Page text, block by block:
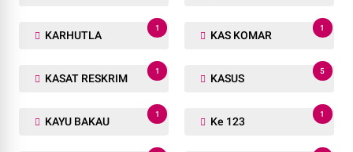
KARHUTLA
1
KAS KOMAR
1
KASAT RESKRIM
1
KASUS
5
KAYU BAKAU
1
Ke 123
1